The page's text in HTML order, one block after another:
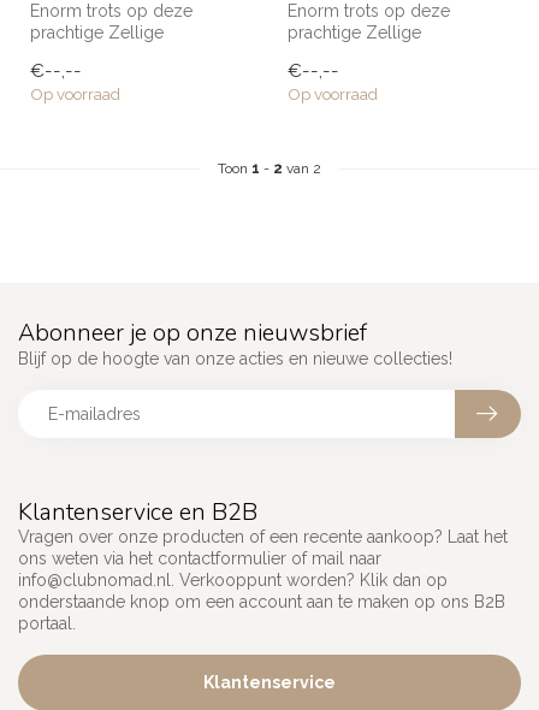
Enorm trots op deze
prachtige Zellige
eigen ontwerp zij...
€--,--
Op voorraad
Enorm trots op deze
prachtige Zellige
eigen ontwerp zij...
€--,--
Op voorraad
Toon 1 - 2 van 2
Klantenservice en B2B
Vragen over onze producten of een recente aankoop? Laat het
ons weten via het contactformulier of mail naar
info@clubnomad.nl
. Verkooppunt worden? Klik dan op
onderstaande knop om een account aan te maken op ons B2B
portaal.
Klantenservice
Abonneer je op onze nieuwsbrief
Blijf op de hoogte van onze acties en nieuwe collecties!